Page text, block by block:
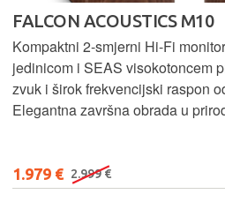
FALCON ACOUSTICS M10
Kompaktni 2-smjerni Hi-Fi
jedinicom i SEAS visokotoncem
zvuk i širok frekvencijski raspon
Elegantna završna obrada u
1.979 € 2.999 €